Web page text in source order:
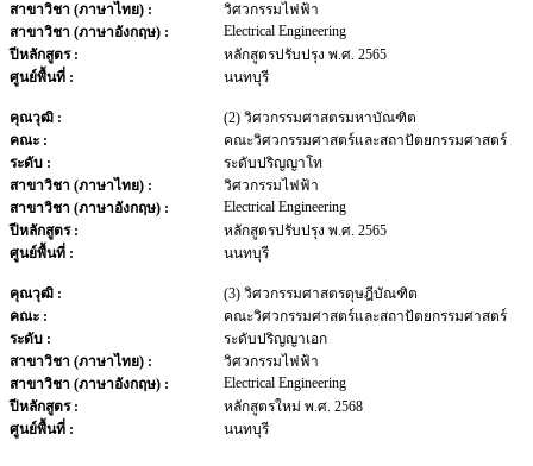
สาขาวิชา (ภาษาไทย) :
วิศวกรรมไฟฟ้า
สาขาวิชา (ภาษาอังกฤษ) :
Electrical Engineering
ปีหลักสูตร :
หลักสูตรปรับปรุง พ.ศ. 2565
ศูนย์พื้นที่ :
นนทบุรี
คุณวุฒิ :
(2) วิศวกรรมศาสตรมหาบัณฑิต
คณะ :
คณะวิศวกรรมศาสตร์และสถาปัตยกรรมศาสตร์
ระดับ :
ระดับปริญญาโท
สาขาวิชา (ภาษาไทย) :
วิศวกรรมไฟฟ้า
สาขาวิชา (ภาษาอังกฤษ) :
Electrical Engineering
ปีหลักสูตร :
หลักสูตรปรับปรุง พ.ศ. 2565
ศูนย์พื้นที่ :
นนทบุรี
คุณวุฒิ :
(3) วิศวกรรมศาสตรดุษฎีบัณฑิต
คณะ :
คณะวิศวกรรมศาสตร์และสถาปัตยกรรมศาสตร์
ระดับ :
ระดับปริญญาเอก
สาขาวิชา (ภาษาไทย) :
วิศวกรรมไฟฟ้า
สาขาวิชา (ภาษาอังกฤษ) :
Electrical Engineering
ปีหลักสูตร :
หลักสูตรใหม่ พ.ศ. 2568
ศูนย์พื้นที่ :
นนทบุรี